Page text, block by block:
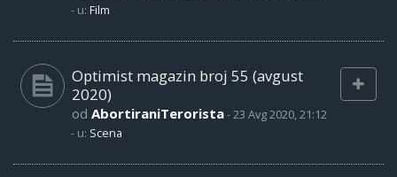
- u: Film
Optimist magazin broj 55 (avgust
2020)
od AbortiraniTerorista-23 Avg 2020, 21:12
- u: Scena